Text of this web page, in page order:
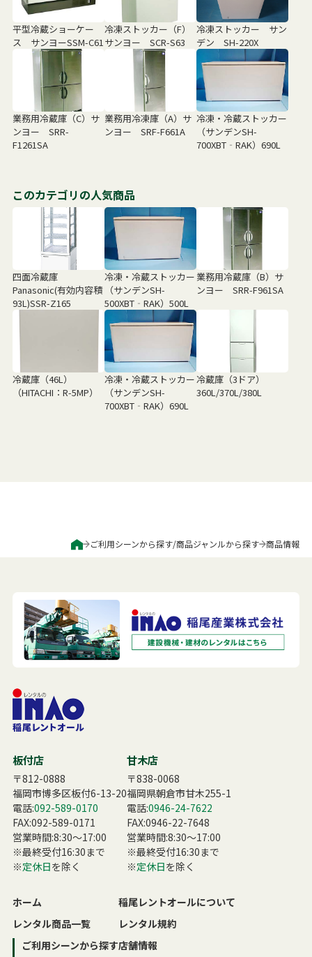
平型冷蔵ショーケー
ス サンヨーSSM-C61
冷凍ストッカー（F）
サンヨー SCR-S63
冷凍ストッカー サン
デン SH-220X
業務用冷蔵庫（C）サ
ンヨー SRR-
F1261SA
業務用冷凍庫（A）サ
ンヨー SRF-F661A
冷凍・冷蔵ストッカー
（サンデンSH-
700XBT‐RAK）690L
このカテゴリの人気商品
四面冷蔵庫
Panasonic(有効内容積
93L)SSR-Z165
冷凍・冷蔵ストッカー
（サンデンSH-
500XBT‐RAK）500L
業務用冷蔵庫（B）サ
ンヨー SRR-F961SA
冷蔵庫（46L）
（HITACHI：R-5MP）
冷凍・冷蔵ストッカー
（サンデンSH-
700XBT‐RAK）690L
冷蔵庫（3ドア）
360L/370L/380L
ご利用シーンから探す/商品ジャンルから探す 商品情報
板付店
〒812-0888
福岡市博多区板付6-13-20
電話:092-589-0170
FAX:092-589-0171
営業時間:8:30〜17:00
※最終受付16:30まで
※定休日を除く
甘木店
〒838-0068
福岡県朝倉市甘木255-1
電話:0946-24-7622
FAX:0946-22-7648
営業時間:8:30〜17:00
※最終受付16:30まで
※定休日を除く
ホーム
レンタル商品一覧
ご利用シーンから探す
稲尾レントオールについて
レンタル規約
店舗情報